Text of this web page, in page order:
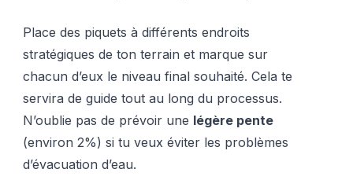
Place des piquets à différents endroits
stratégiques de ton terrain et marque sur
chacun d’eux le niveau final souhaité. Cela te
servira de guide tout au long du processus.
N’oublie pas de prévoir une légère pente
(environ 2%) si tu veux éviter les problèmes
d’évacuation d’eau.